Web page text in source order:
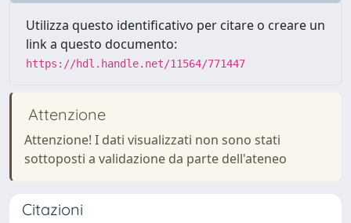
Utilizza questo identificativo per citare o creare un
link a questo documento:
https://hdl.handle.net/11564/771447
Attenzione
Attenzione! I dati visualizzati non sono stati
sottoposti a validazione da parte dell'ateneo
Citazioni